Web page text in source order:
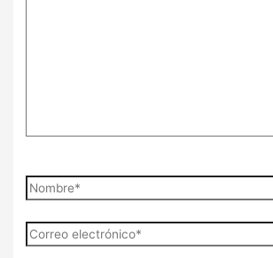
Nombre*
Correo
electrónico*